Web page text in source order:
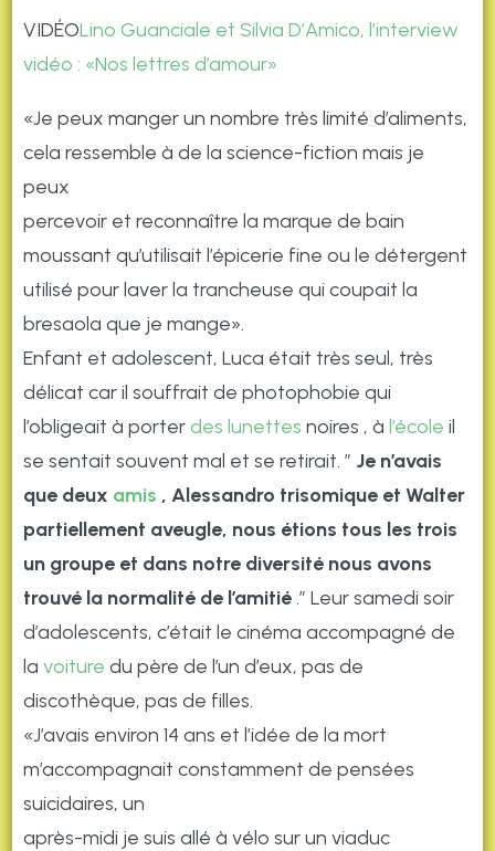
VIDÉOLino Guanciale et Silvia D’Amico, l’interview
vidéo : «Nos lettres d’amour»
«Je peux manger un nombre très limité d’aliments,
cela ressemble à de la science-fiction mais je
peux
percevoir et reconnaître la marque de bain
moussant qu’utilisait l’épicerie fine ou le détergent
utilisé pour laver la trancheuse qui coupait la
bresaola que je mange».
Enfant et adolescent, Luca était très seul, très
délicat car il souffrait de photophobie qui
l’obligeait à porterdes lunettes noires , àl’école il
se sentait souvent mal et se retirait. ” Je n’avais
que deux amis , Alessandro trisomique et Walter
partiellement aveugle, nous étions tous les trois
un groupe et dans notre diversité nous avons
trouvé la normalité de l’amitié.” Leur samedi soir
d’adolescents, c’était le cinéma accompagné de
lavoiture du père de l’un d’eux, pas de
discothèque, pas de filles.
«J’avais environ 14 ans et l’idée de la mort
m’accompagnait constamment de pensées
suicidaires, un
après-midi je suis allé à vélo sur un viaduc